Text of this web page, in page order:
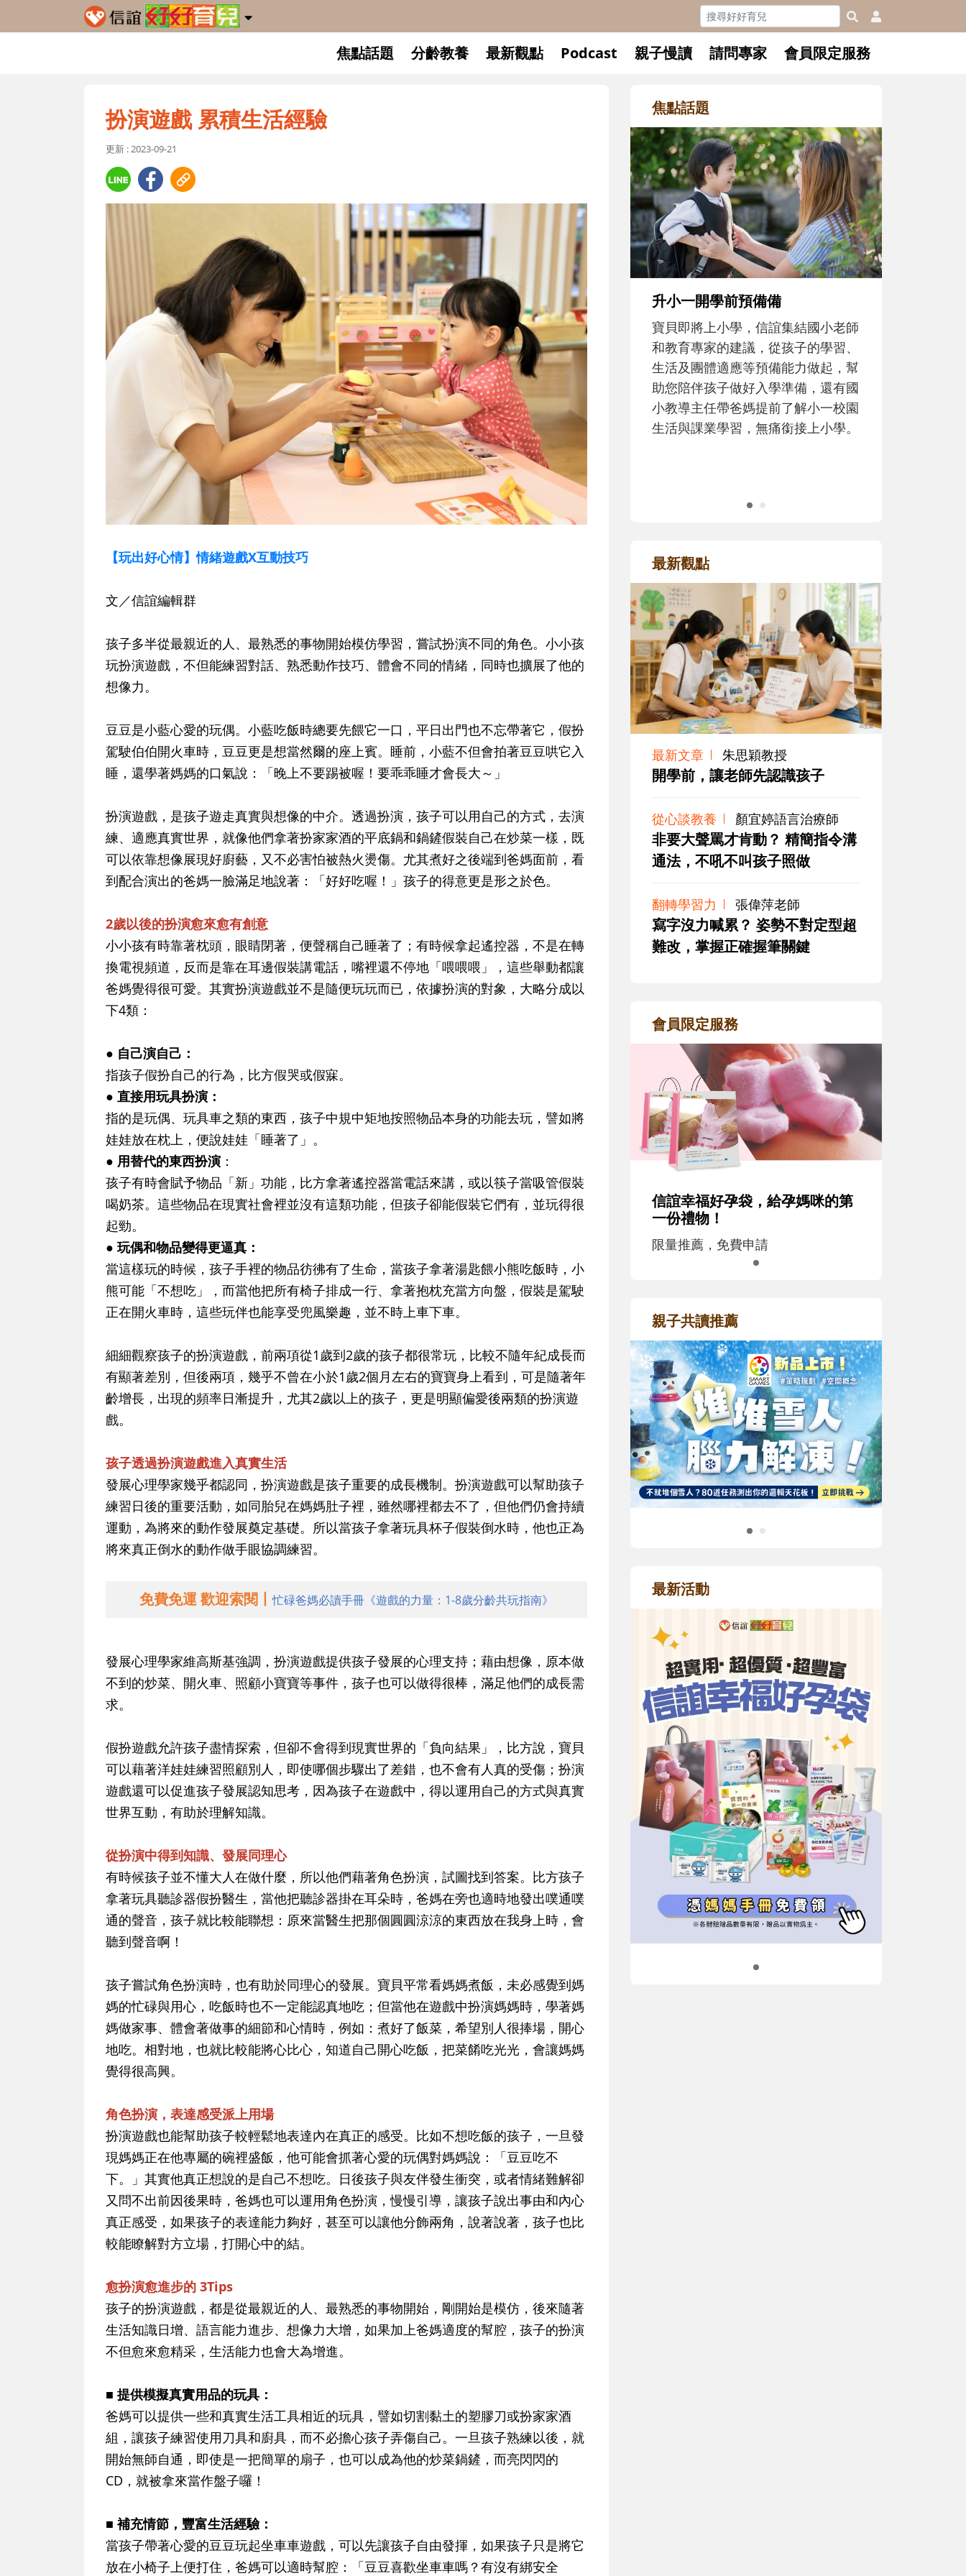
焦點話題 分齡教養 最新觀點 Podcast 親子慢讀 請問專家 會員限定服務
扮演遊戲 累積生活經驗
更新 : 2023-09-21
【玩出好心情】情緒遊戲X互動技巧
文／信誼編輯群
孩子多半從最親近的人、最熟悉的事物開始模仿學習，嘗試扮演不同的角色。小小孩
玩扮演遊戲，不但能練習對話、熟悉動作技巧、體會不同的情緒，同時也擴展了他的
想像力。
豆豆是小藍心愛的玩偶。小藍吃飯時總要先餵它一口，平日出門也不忘帶著它，假扮
駕駛伯伯開火車時，豆豆更是想當然爾的座上賓。睡前，小藍不但會拍著豆豆哄它入
睡，還學著媽媽的口氣說：「晚上不要踢被喔！要乖乖睡才會長大～」
扮演遊戲，是孩子遊走真實與想像的中介。透過扮演，孩子可以用自己的方式，去演
練、適應真實世界，就像他們拿著扮家家酒的平底鍋和鍋鏟假裝自己在炒菜一樣，既
可以依靠想像展現好廚藝，又不必害怕被熱火燙傷。尤其煮好之後端到爸媽面前，看
到配合演出的爸媽一臉滿足地說著：「好好吃喔！」孩子的得意更是形之於色。
2歲以後的扮演愈來愈有創意
小小孩有時靠著枕頭，眼睛閉著，便聲稱自己睡著了；有時候拿起遙控器，不是在轉
換電視頻道，反而是靠在耳邊假裝講電話，嘴裡還不停地「喂喂喂」，這些舉動都讓
爸媽覺得很可愛。其實扮演遊戲並不是隨便玩玩而已，依據扮演的對象，大略分成以
下4類：
● 自己演自己：
指孩子假扮自己的行為，比方假哭或假寐。
● 直接用玩具扮演：
指的是玩偶、玩具車之類的東西，孩子中規中矩地按照物品本身的功能去玩，譬如將
娃娃放在枕上，便說娃娃「睡著了」。
● 用替代的東西扮演 ：
孩子有時會賦予物品「新」功能，比方拿著遙控器當電話來講，或以筷子當吸管假裝
喝奶茶。這些物品在現實社會裡並沒有這類功能，但孩子卻能假裝它們有，並玩得很
起勁。
● 玩偶和物品變得更逼真：
當這樣玩的時候，孩子手裡的物品彷彿有了生命，當孩子拿著湯匙餵小熊吃飯時，小
熊可能「不想吃」，而當他把所有椅子排成一行、拿著抱枕充當方向盤，假裝是駕駛
正在開火車時，這些玩伴也能享受兜風樂趣，並不時上車下車。
細細觀察孩子的扮演遊戲，前兩項從1歲到2歲的孩子都很常玩，比較不隨年紀成長而
有顯著差別，但後兩項，幾乎不曾在小於1歲2個月左右的寶寶身上看到，可是隨著年
齡增長，出現的頻率日漸提升，尤其2歲以上的孩子，更是明顯偏愛後兩類的扮演遊
戲。
孩子透過扮演遊戲進入真實生活
發展心理學家幾乎都認同，扮演遊戲是孩子重要的成長機制。扮演遊戲可以幫助孩子
練習日後的重要活動，如同胎兒在媽媽肚子裡，雖然哪裡都去不了，但他們仍會持續
運動，為將來的動作發展奠定基礎。所以當孩子拿著玩具杯子假裝倒水時，他也正為
將來真正倒水的動作做手眼協調練習。
免費免運 歡迎索閱丨忙碌爸媽必讀手冊《遊戲的力量：1-8歲分齡共玩指南》
發展心理學家維高斯基強調，扮演遊戲提供孩子發展的心理支持；藉由想像，原本做
不到的炒菜、開火車、照顧小寶寶等事件，孩子也可以做得很棒，滿足他們的成長需
求。
假扮遊戲允許孩子盡情探索，但卻不會得到現實世界的「負向結果」，比方說，寶貝
可以藉著洋娃娃練習照顧別人，即使哪個步驟出了差錯，也不會有人真的受傷；扮演
遊戲還可以促進孩子發展認知思考，因為孩子在遊戲中，得以運用自己的方式與真實
世界互動，有助於理解知識。
從扮演中得到知識、發展同理心
有時候孩子並不懂大人在做什麼，所以他們藉著角色扮演，試圖找到答案。比方孩子
拿著玩具聽診器假扮醫生，當他把聽診器掛在耳朵時，爸媽在旁也適時地發出噗通噗
通的聲音，孩子就比較能聯想：原來當醫生把那個圓圓涼涼的東西放在我身上時，會
聽到聲音啊！
孩子嘗試角色扮演時，也有助於同理心的發展。寶貝平常看媽媽煮飯，未必感覺到媽
媽的忙碌與用心，吃飯時也不一定能認真地吃；但當他在遊戲中扮演媽媽時，學著媽
媽做家事、體會著做事的細節和心情時，例如：煮好了飯菜，希望別人很捧場，開心
地吃。相對地，也就比較能將心比心，知道自己開心吃飯，把菜餚吃光光，會讓媽媽
覺得很高興。
角色扮演，表達感受派上用場
扮演遊戲也能幫助孩子較輕鬆地表達內在真正的感受。比如不想吃飯的孩子，一旦發
現媽媽正在他專屬的碗裡盛飯，他可能會抓著心愛的玩偶對媽媽說：「豆豆吃不
下。」其實他真正想說的是自己不想吃。日後孩子與友伴發生衝突，或者情緒難解卻
又問不出前因後果時，爸媽也可以運用角色扮演，慢慢引導，讓孩子說出事由和內心
真正感受，如果孩子的表達能力夠好，甚至可以讓他分飾兩角，說著說著，孩子也比
較能瞭解對方立場，打開心中的結。
愈扮演愈進步的 3Tips
孩子的扮演遊戲，都是從最親近的人、最熟悉的事物開始，剛開始是模仿，後來隨著
生活知識日增、語言能力進步、想像力大增，如果加上爸媽適度的幫腔，孩子的扮演
不但愈來愈精采，生活能力也會大為增進。
■ 提供模擬真實用品的玩具：
爸媽可以提供一些和真實生活工具相近的玩具，譬如切割黏土的塑膠刀或扮家家酒
組，讓孩子練習使用刀具和廚具，而不必擔心孩子弄傷自己。一旦孩子熟練以後，就
開始無師自通，即使是一把簡單的扇子，也可以成為他的炒菜鍋鏟，而亮閃閃的
CD，就被拿來當作盤子囉！
■ 補充情節，豐富生活經驗：
當孩子帶著心愛的豆豆玩起坐車車遊戲，可以先讓孩子自由發揮，如果孩子只是將它
放在小椅子上便打住，爸媽可以適時幫腔：「豆豆喜歡坐車車嗎？有沒有綁安全
焦點話題
和孩子一起長大的那個男人│讀
懂父親的不同模樣
沒有人天生就擅長當爸爸！男人總是
在一次次「前所未有」的體驗中，跟
著孩子一起長大。從給予安全感的肢
體遊戲，到獨立自主、角色認同及解
決問題的能力養成。爸爸正嘗試用不
同的模樣，參與孩子每個重要的成長
歷程。
最新觀點
最新文章 朱思穎教授
開學前，讓老師先認識孩子
從心談教養 顏宜婷語言治療師
非要大聲罵才肯動？ 精簡指令溝
通法，不吼不叫孩子照做
翻轉學習力 張偉萍老師
寫字沒力喊累？ 姿勢不對定型超
難改，掌握正確握筆關鍵
會員限定服務
信誼幸福好孕袋，給孕媽咪的第
一份禮物！
限量推薦，免費申請
親子共讀推薦
最新活動